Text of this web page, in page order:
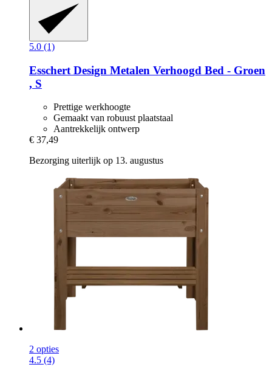
5.0 (1)
Esschert Design Metalen Verhoogd Bed -​ Groen
, S
Prettige werkhoogte
Gemaakt van robuust plaatstaal
Aantrekkelijk ontwerp
€ 37,49
Bezorging uiterlijk op 13. augustus
2 opties
4.5 (4)